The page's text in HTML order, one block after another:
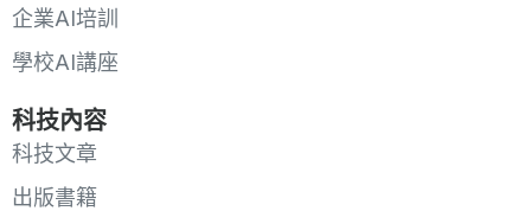
企業AI培訓
學校AI講座
科技內容
科技文章
出版書籍